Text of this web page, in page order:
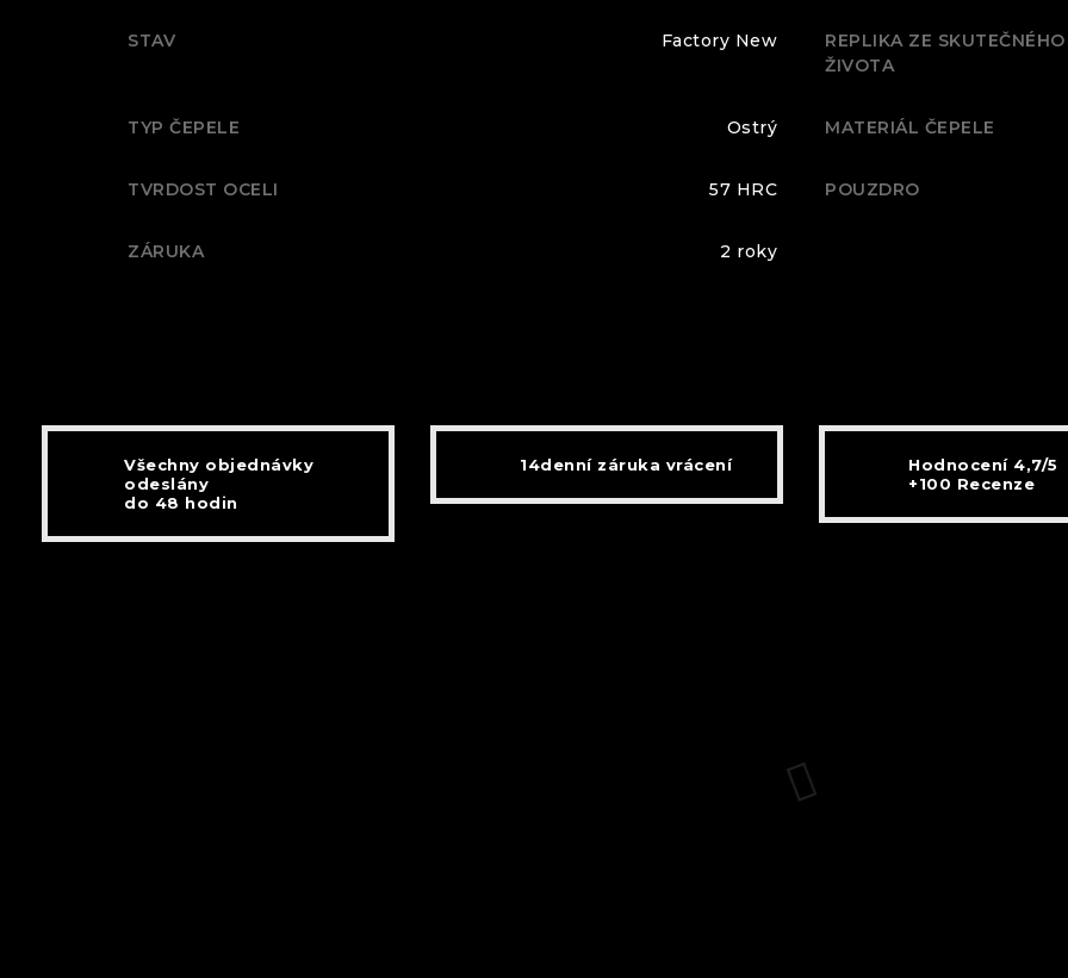
STAV Factory New
REPLIKA ZE SKUTEČNÉHO
ŽIVOTA
TYP ČEPELE Ostrý MATERIÁL ČEPELE
TVRDOST OCELI 57 HRC POUZDRO
ZÁRUKA 2 roky
Všechny objednávky
odeslány
do 48 hodin
14denní záruka vrácení
Hodnocení 4,7/5
+100 Recenze